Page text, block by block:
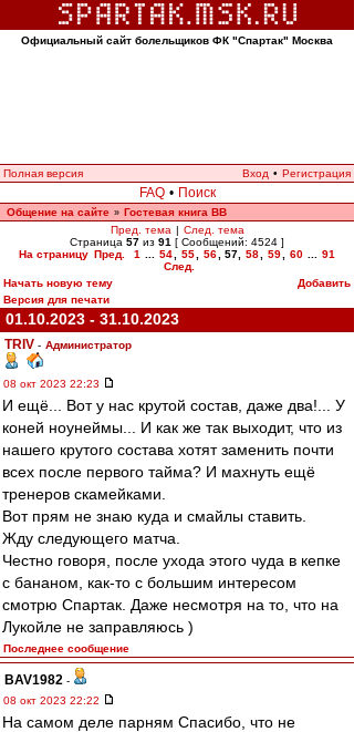
Официальный сайт болельщиков ФК "Спартак" Москва
Полная версия Вход • Регистрация
FAQ • Поиск
Общение на сайте » Гостевая книга ВВ
Пред. тема | След. тема
Страница 57 из 91 [ Сообщений: 4524 ]
На страницу Пред. 1 54 55 56 57 58 59 60
91
След.
Начать новую тему
Добавить
Версия для печати
01.10.2023 - 31.10.2023
TRIV - Администратор
08 окт 2023 22:23
И ещё... Вот у нас крутой состав, даже два!... У
коней ноунеймы... И как же так выходит, что из
нашего крутого состава хотят заменить почти
всех после первого тайма? И махнуть ещё
тренеров скамейками.
Вот прям не знаю куда и смайлы ставить.
Жду следующего матча.
Честно говоря, после ухода этого чуда в кепке
с бананом, как-то с большим интересом
смотрю Спартак. Даже несмотря на то, что на
Лукойле не заправляюсь )
Последнее сообщение
BAV1982 -
08 окт 2023 22:22
На самом деле парням Спасибо, что не